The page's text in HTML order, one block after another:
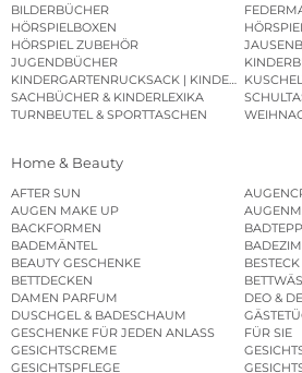
BILDERBÜCHER
HÖRSPIELBOXEN
HÖRSPIEL ZUBEHÖR
JUGENDBÜCHER
KINDERGARTENRUCKSACK |
SACHBÜCHER & KINDERLEXIKA
TURNBEUTEL & SPORTTASCHEN
Home & Beauty
AFTER SUN
AUGEN MAKE UP
BACKFORMEN
BADEMÄNTEL
BEAUTY GESCHENKE
BESTECK
BETTDECKEN
DAMEN PARFUM
DEO &
DUSCHGEL & BADESCHAUM
GESCHENKE FÜR JEDEN ANLASS
FÜR SIE
GESICHTSCREME
GESICHTSPFLEGE